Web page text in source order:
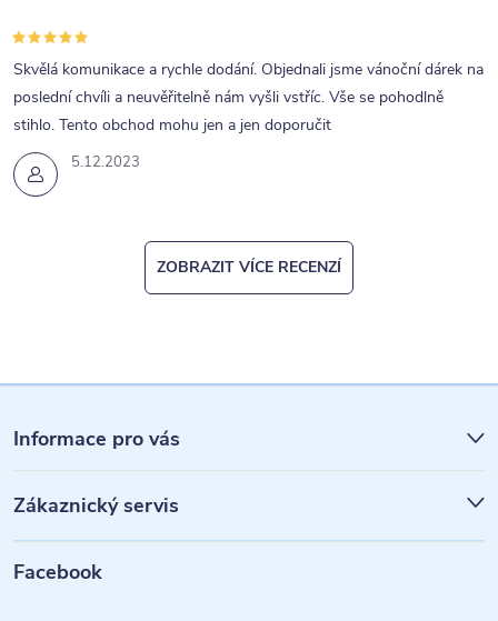
p
i
s
u
5.12.2023
Skvělá komunikace a rychle dodání. Objednali jsme vánoční dárek na
poslední chvíli a neuvěřitelně nám vyšli vstříc. Vše se pohodlně
stihlo. Tento obchod mohu jen a jen doporučit
ZOBRAZIT VÍCE RECENZÍ
á
p
a
Informace pro vás
Zákaznický servis
Facebook